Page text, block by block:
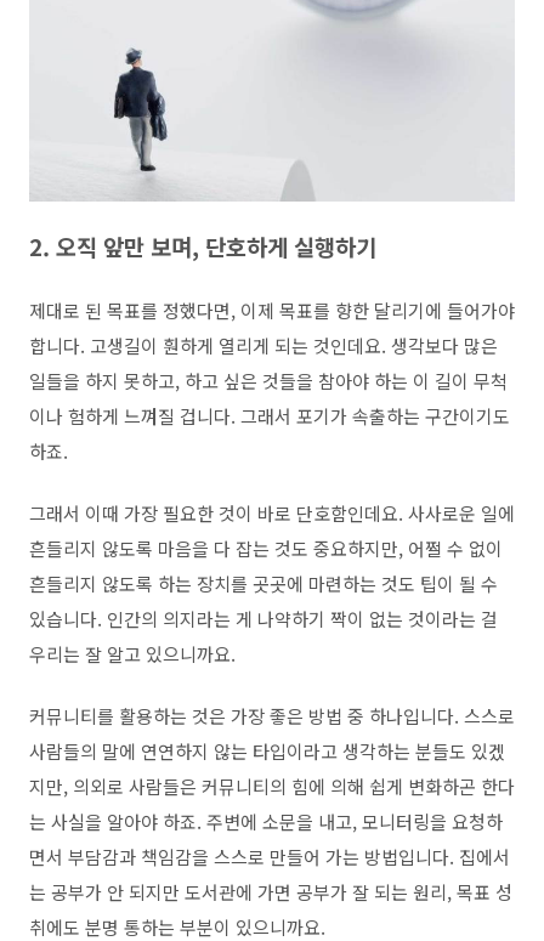
2. 오직 앞만 보며, 단호하게 실행하기
제대로 된 목표를 정했다면, 이제 목표를 향한 달리기에 들어가야
합니다. 고생길이 훤하게 열리게 되는 것인데요. 생각보다 많은
일들을 하지 못하고, 하고 싶은 것들을 참아야 하는 이 길이 무척
이나 험하게 느껴질 겁니다. 그래서 포기가 속출하는 구간이기도
하죠.
그래서 이때 가장 필요한 것이 바로 단호함인데요. 사사로운 일에
흔들리지 않도록 마음을 다 잡는 것도 중요하지만, 어쩔 수 없이
흔들리지 않도록 하는 장치를 곳곳에 마련하는 것도 팁이 될 수
있습니다. 인간의 의지라는 게 나약하기 짝이 없는 것이라는 걸
우리는 잘 알고 있으니까요.
커뮤니티를 활용하는 것은 가장 좋은 방법 중 하나입니다. 스스로
사람들의 말에 연연하지 않는 타입이라고 생각하는 분들도 있겠
지만, 의외로 사람들은 커뮤니티의 힘에 의해 쉽게 변화하곤 한다
는 사실을 알아야 하죠. 주변에 소문을 내고, 모니터링을 요청하
면서 부담감과 책임감을 스스로 만들어 가는 방법입니다. 집에서
는 공부가 안 되지만 도서관에 가면 공부가 잘 되는 원리, 목표 성
취에도 분명 통하는 부분이 있으니까요.